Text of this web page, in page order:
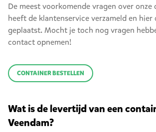
De meest voorkomende vragen over
heeft de klantenservice verzameld en hier
geplaatst. Mocht je toch nog vragen
contact opnemen!
CONTAINER BESTELLEN
Wat is de levertijd van een
Veendam?